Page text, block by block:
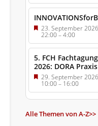
23. September 2026
22:00–4:00
5. FCH
2026: DORA
29. September 2026
10:00– 16:00
Alle Themen von A-Z>>